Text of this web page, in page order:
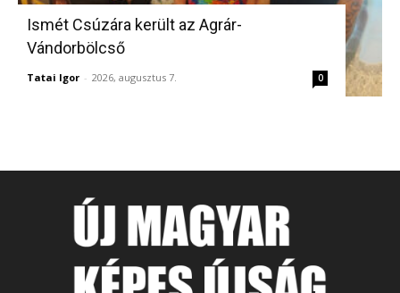
Ismét Csúzára került az Agrár-
Vándorbölcső
Tatai Igor - 2026, augusztus 7. 0